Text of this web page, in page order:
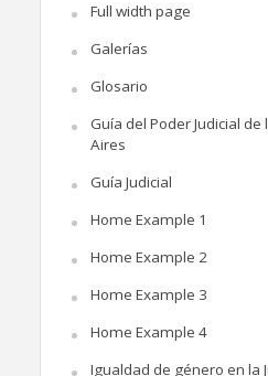
Full width page
Galerías
Glosario
Guía del Poder Judicial
Aires
Guía Judicial
Home Example 1
Home Example 2
Home Example 3
Home Example 4
Igualdad de género en la